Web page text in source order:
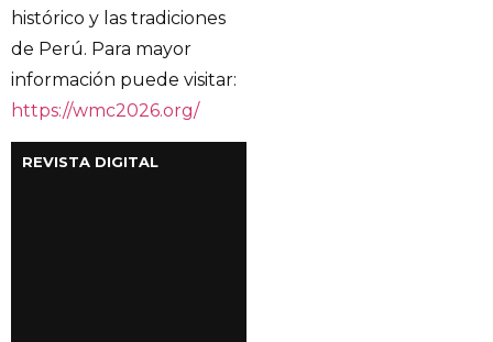
histórico y las tradiciones
de Perú. Para mayor
información puede visitar:
https://wmc2026.org/
REVISTA DIGITAL